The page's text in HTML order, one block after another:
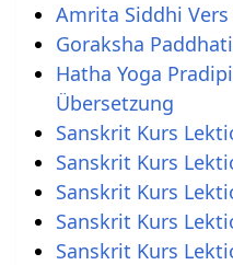
Amrita Siddhi
Goraksha
Hatha Yoga
Übersetzung
Sanskrit Kurs
Sanskrit Kurs
Sanskrit Kurs
Sanskrit Kurs
Sanskrit Kurs